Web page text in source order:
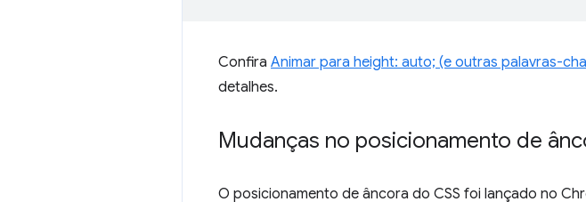
Confira Animar para height: auto; (e outras palavras-
detalhes.
Mudanças no posicionamento de
O posicionamento de âncora do CSS foi lançado no